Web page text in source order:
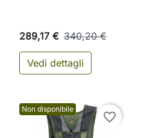
289,17 € 340,20 €
Vedi dettagli
Non disponibile
favorite_border